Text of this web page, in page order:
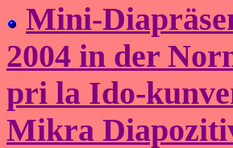
Mini-
2004 in der
pri la Ido-
Mikra